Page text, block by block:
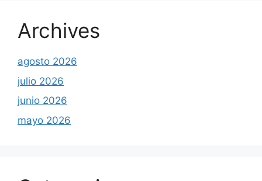
Archives
agosto 2026
julio 2026
junio 2026
mayo 2026